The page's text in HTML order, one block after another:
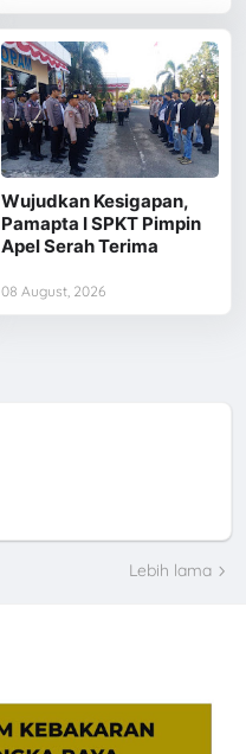
Wujudkan Kesigapan,
Pamapta I SPKT Pimpin
Apel Serah Terima
08 August, 2026
Lebih lama